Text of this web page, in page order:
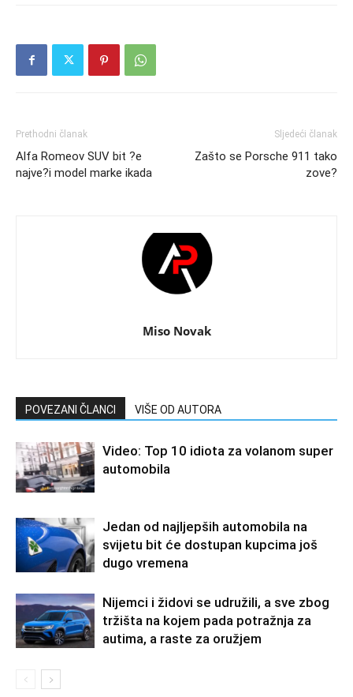
Prethodni članak
Alfa Romeov SUV bit ?e
najve?i model marke ikada
Sljedeći članak
Zašto se Porsche 911 tako
zove?
Miso Novak
POVEZANI ČLANCI VIŠE OD AUTORA
Video: Top 10 idiota za volanom super
automobila
Jedan od najljepših automobila na
svijetu bit će dostupan kupcima još
dugo vremena
Nijemci i židovi se udružili, a sve zbog
tržišta na kojem pada potražnja za
autima, a raste za oružjem